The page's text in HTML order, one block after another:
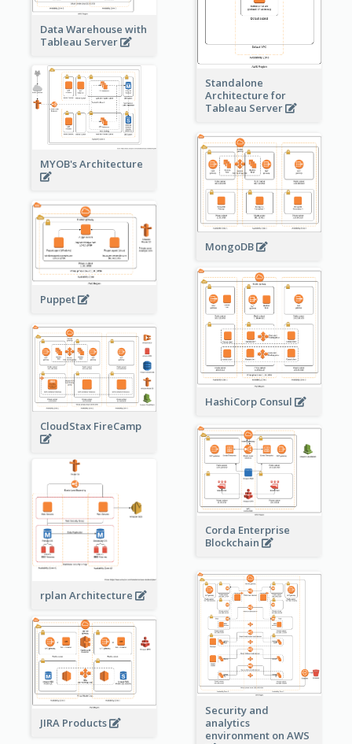
Data Warehouse with
Tableau Server
Standalone
Architecture for
Tableau Server
MYOB's Architecture
MongoDB
Puppet
HashiCorp Consul
CloudStax FireCamp
Corda Enterprise
Blockchain
rplan Architecture
Security and
analytics
environment on AWS
JIRA Products